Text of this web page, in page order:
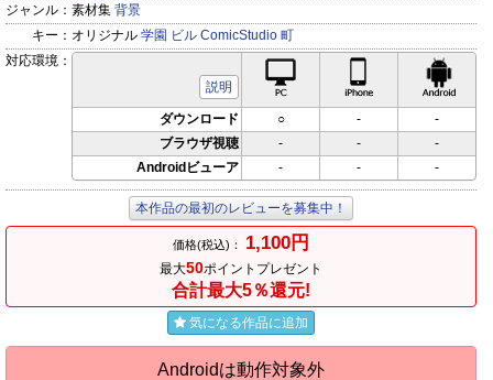
ジャンル： 素材集 背景
キー： オリジナル 学園 ビル ComicStudio 町
対応環境：
説明
iPhone対応
ダウンロード ○ -
-
ブラウザ視聴
- -
-
Androidビューア
- - -
本作品の最初のレビューを募集中！
価格(税込)： 1,100円
最大50ポイントプレゼント
合計最大5％還元!
気になる作品に追加
Androidは動作対象外